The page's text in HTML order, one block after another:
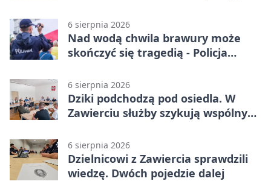
6 sierpnia 2026
Nad wodą chwila brawury może
skończyć się tragedią - Policja
6 sierpnia 2026
Dziki podchodzą pod osiedla. W
Zawierciu służby szykują wspólny
6 sierpnia 2026
Dzielnicowi z Zawiercia sprawdzili
wiedzę. Dwóch pojedzie dalej